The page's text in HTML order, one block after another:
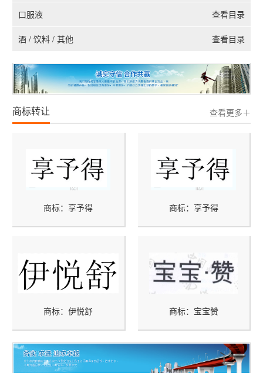
口服液 查看目录
酒 / 饮料 / 其他 查看目录
商标转让 查看更多＋
商标：享予得 商标：享予得
商标：伊悦舒 商标：宝宝赞